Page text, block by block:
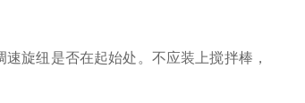
旋纽是否在起始处。不应装上搅拌棒，